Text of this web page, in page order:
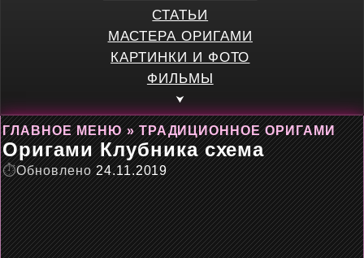
СТАТЬИ
МАСТЕРА ОРИГАМИ
КАРТИНКИ И ФОТО
ФИЛЬМЫ
ГЛАВНОЕ МЕНЮ»ТРАДИЦИОННОЕ ОРИГАМИ
Оригами Клубника схема
Обновлено 24.11.2019